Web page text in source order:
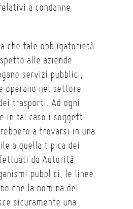
a condanne
che tale obbligatorietà
alle aziende
servizi pubblici,
operano nel settore
trasporti. Ad ogni
in tal caso i soggetti
a trovarsi in una
a quella tipica dei
da Autorità
pubblici, le linee
che la nomina del
sicuramente una